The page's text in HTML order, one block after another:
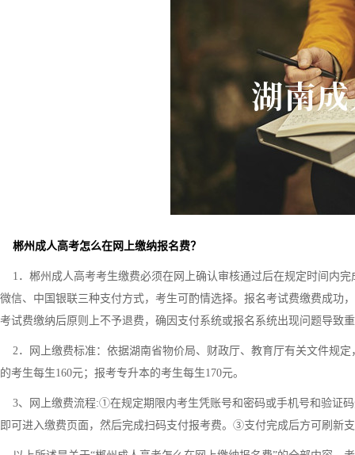
郴州成人高考怎么在网上缴纳报名费？
1．郴州成人高考考生缴费必须在网上确认审核通过后在规定时间内
微信、中国银联三种支付方式，考生可酌情选择。报名考试费缴费成功
考试费缴纳后原则上不予退费，确因支付系统或报名系统出现问题导致
2．网上缴费标准：依据湖南省物价局、财政厅、教育厅有关文件规
的考生每生160元；报考专升本的考生每生170元。
3、网上缴费流程:①在规定期限内考生凭账号和密码或手机号和验证
即可进入缴费页面，然后完成扫码支付报考费。③支付完成后方可刷新